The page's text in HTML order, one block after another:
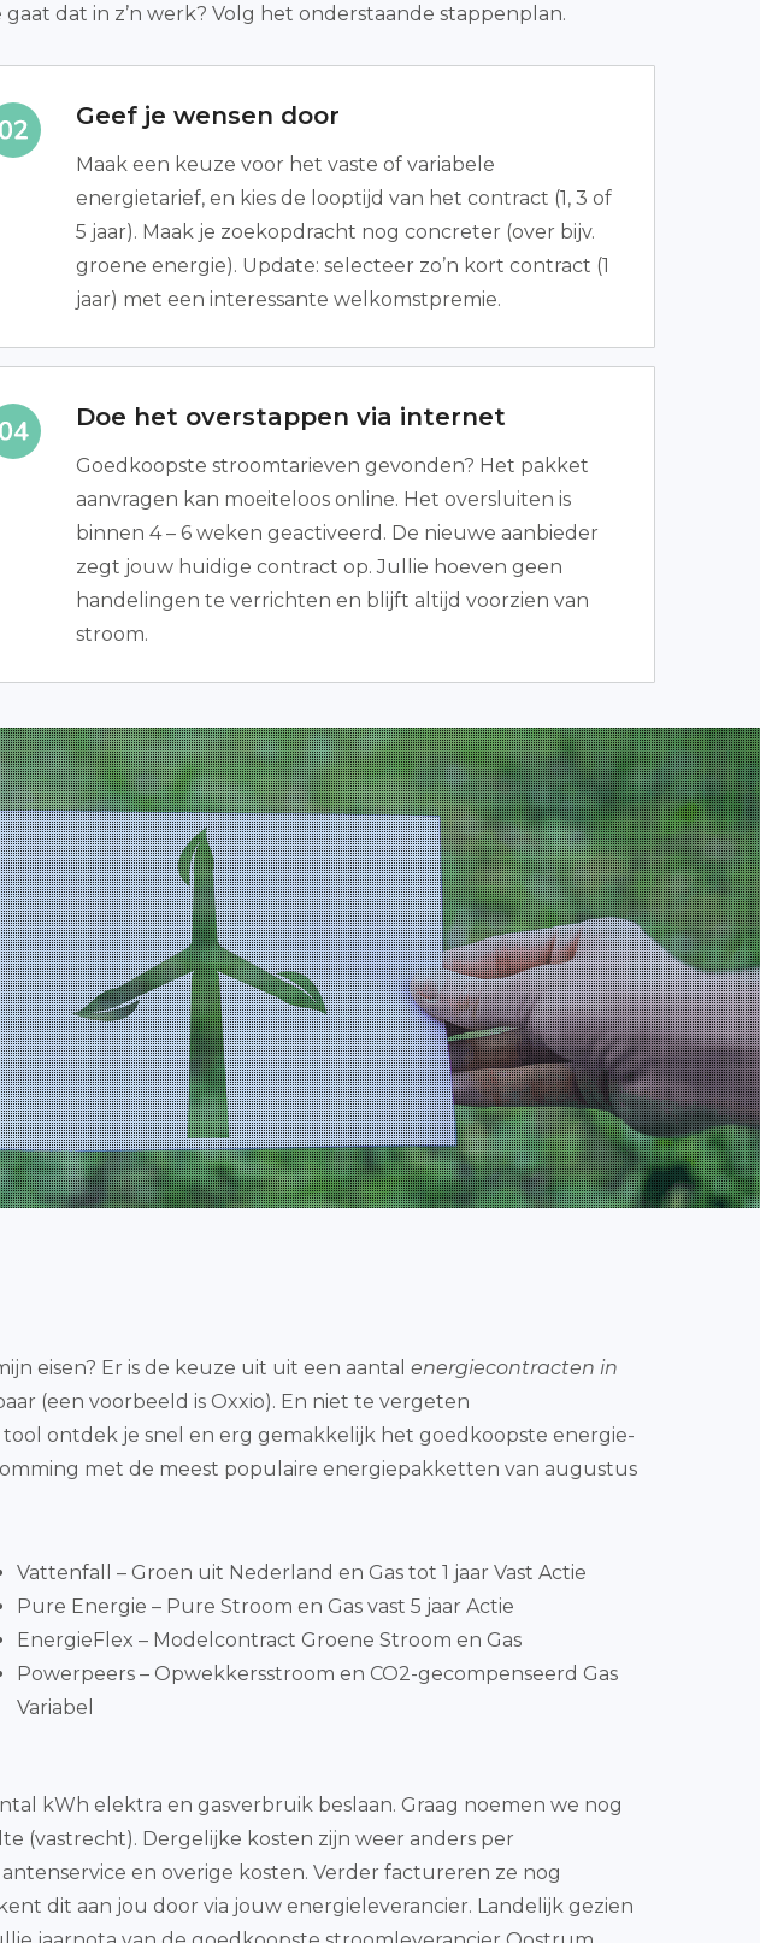
dat in z’n werk? Volg het onderstaande stappenplan.
Geef je wensen door
Maak een keuze voor het vaste of variabele
energietarief, en kies de looptijd van het contract (1, 3 of
5 jaar). Maak je zoekopdracht nog concreter (over bijv.
groene energie). Update: selecteer zo’n kort contract (1
jaar) met een interessante welkomstpremie.
Doe het overstappen via internet
Goedkoopste stroomtarieven gevonden? Het pakket
aanvragen kan moeiteloos online. Het oversluiten is
binnen 4 – 6 weken geactiveerd. De nieuwe aanbieder
zegt jouw huidige contract op. Jullie hoeven geen
handelingen te verrichten en blijft altijd voorzien van
stroom.
eisen? Er is de keuze uit uit een aantal energiecontracten in
(een voorbeeld is Oxxio). En niet te vergeten
ontdek je snel en erg gemakkelijk het goedkoopste energie-
met de meest populaire energiepakketten van augustus
Vattenfall – Groen uit Nederland en Gas tot 1 jaar Vast Actie
Pure Energie – Pure Stroom en Gas vast 5 jaar Actie
EnergieFlex – Modelcontract Groene Stroom en Gas
Powerpeers – Opwekkersstroom en CO2-gecompenseerd Gas
Variabel
kWh elektra en gasverbruik beslaan. Graag noemen we nog
(vastrecht). Dergelijke kosten zijn weer anders per
en overige kosten. Verder factureren ze nog
dit aan jou door via jouw energieleverancier. Landelijk gezien